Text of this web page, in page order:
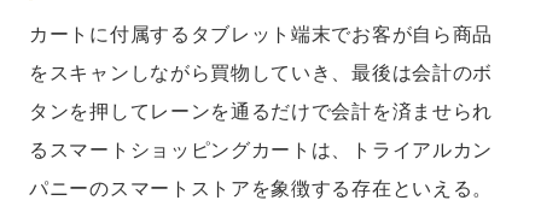
カートに付属するタブレット端末でお客が自ら商品
をスキャンしながら買物していき、最後は会計のボ
タンを押してレーンを通るだけで会計を済ませられ
るスマートショッピングカートは、トライアルカン
パニーのスマートストアを象徴する存在といえる。